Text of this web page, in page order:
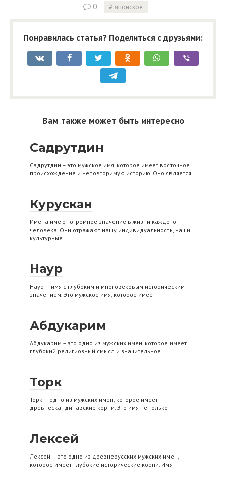
0 японское
Понравилась статья? Поделиться с друзьями:
Вам также может быть интересно
Садрутдин
Садрутдин – это мужское имя, которое имеет восточное
происхождение и неповторимую историю. Оно является
Курускан
Имена имеют огромное значение в жизни каждого
человека. Они отражают нашу индивидуальность, наши
культурные
Наур
Наур — имя с глубоким и многовековым историческим
значением. Это мужское имя, которое имеет
Абдукарим
Абдукарим – это одно из мужских имен, которое имеет
глубокий религиозный смысл и значительное
Торк
Торк — одно из мужских имён, которое имеет
древнескандинавские корни. Это имя не только
Лексей
Лексей — это одно из древнерусских мужских имен,
которое имеет глубокие исторические корни. Имя